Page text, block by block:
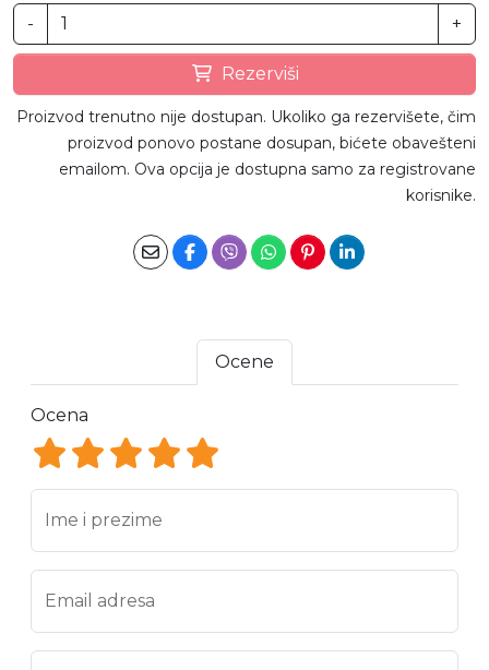
- +
Rezerviši
Proizvod trenutno nije dostupan. Ukoliko ga rezervišete, čim
proizvod ponovo postane dosupan, bićete obavešteni
emailom. Ova opcija je dostupna samo za registrovane
korisnike.
Ocene
Ocena
Ocena 5
Ocena 4
Ocena 3
Ocena 2
Ocena 1
Ime i prezime
Email adresa